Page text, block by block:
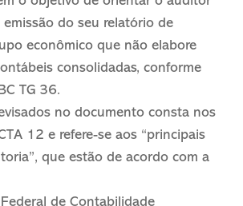
do seu relatório de
econômico que não elabore
consolidadas, conforme
TG 36.
no documento consta nos
12 e refere-se aos “principais
que estão de acordo com a
de Contabilidade